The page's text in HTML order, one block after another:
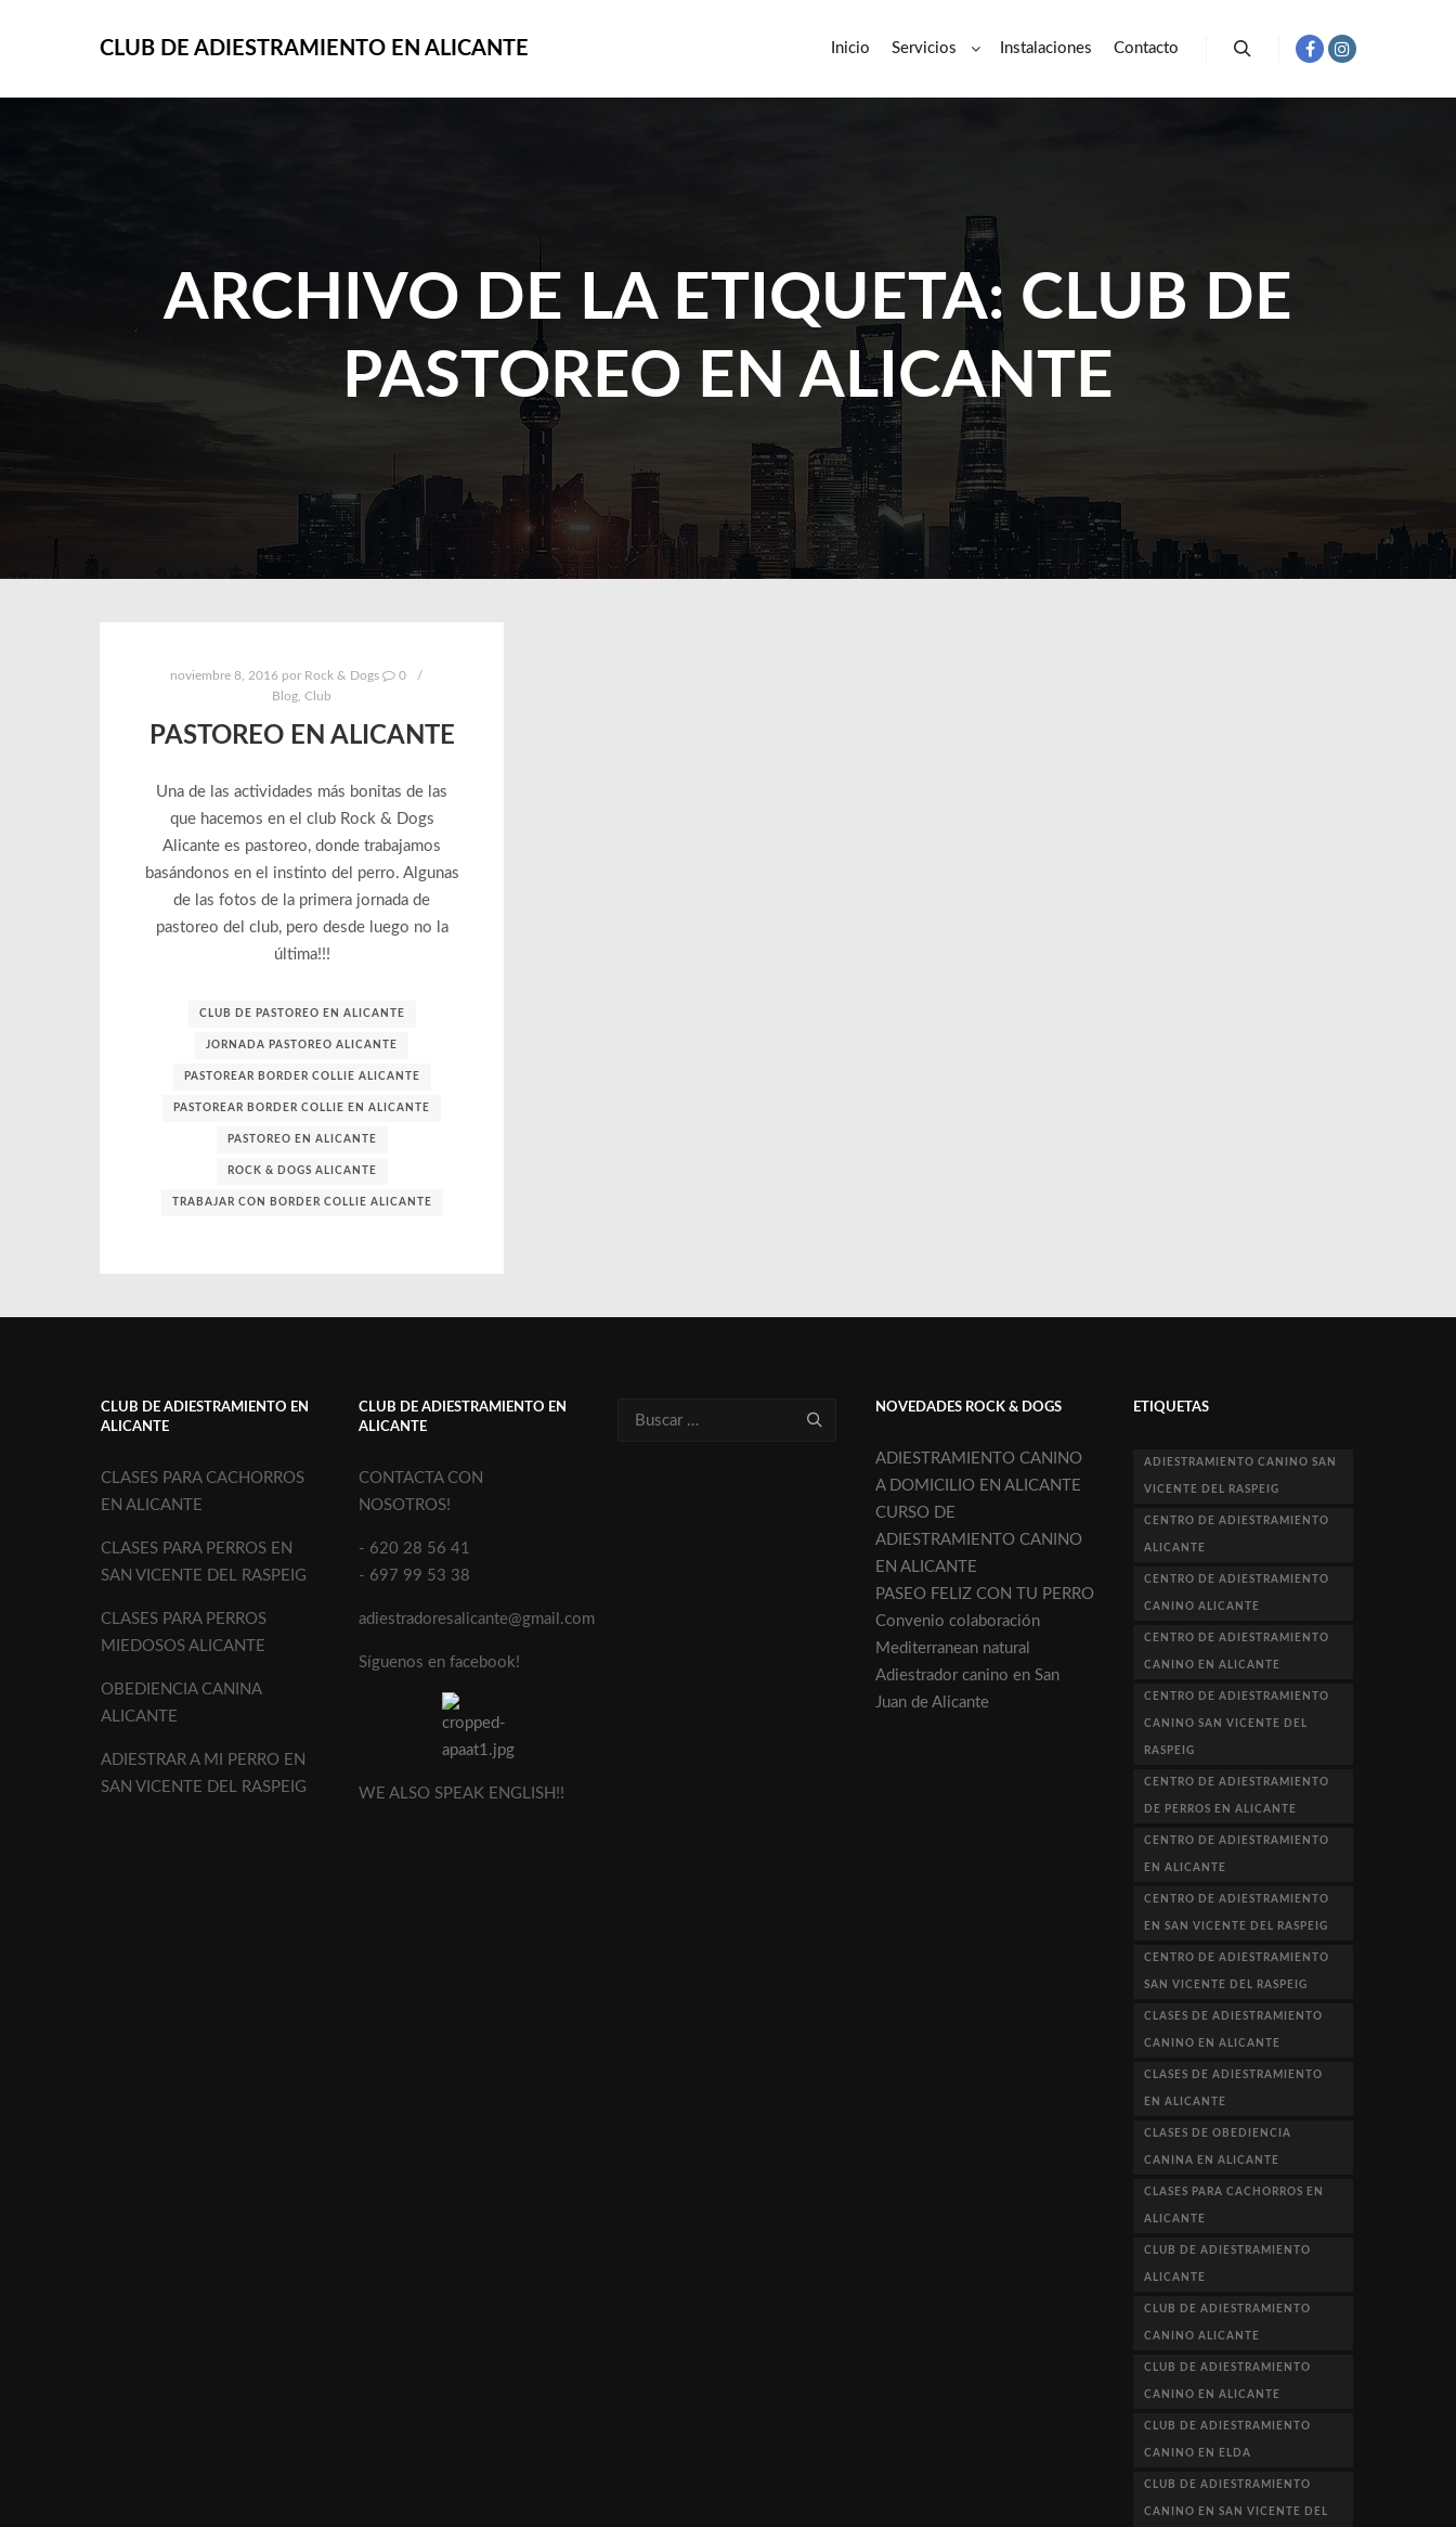
CLUB DE ADIESTRAMIENTO EN ALICANTE Inicio Servicios Instalaciones Contacto
ARCHIVO DE LA ETIQUETA: CLUB DE
PASTOREO EN ALICANTE
noviembre 8, 2016 por Rock & Dogs
0
Blog ,Club
PASTOREO EN ALICANTE
Una de las actividades más bonitas de las
que hacemos en el club Rock & Dogs
Alicante es pastoreo, donde trabajamos
basándonos en el instinto del perro. Algunas
de las fotos de la primera jornada de
pastoreo del club, pero desde luego no la
última!!!
CLUB DE PASTOREO EN ALICANTE
JORNADA PASTOREO ALICANTE
PASTOREAR BORDER COLLIE ALICANTE
PASTOREAR BORDER COLLIE EN ALICANTE
PASTOREO EN ALICANTE
ROCK & DOGS ALICANTE
TRABAJAR CON BORDER COLLIE ALICANTE
CLUB DE ADIESTRAMIENTO EN
ALICANTE
CLASES PARA CACHORROS
EN ALICANTE
CLASES PARA PERROS EN
SAN VICENTE DEL RASPEIG
CLASES PARA PERROS
MIEDOSOS ALICANTE
OBEDIENCIA CANINA
ALICANTE
ADIESTRAR A MI PERRO EN
SAN VICENTE DEL RASPEIG
CLUB DE ADIESTRAMIENTO EN
ALICANTE
CONTACTA CON
NOSOTROS!
- 620 28 56 41
- 697 99 53 38
adiestradoresalicante@gmail.com
Síguenos en facebook!
WE ALSO SPEAK ENGLISH!!
NOVEDADES ROCK & DOGS
ADIESTRAMIENTO CANINO
A DOMICILIO EN ALICANTE
CURSO DE
ADIESTRAMIENTO CANINO
EN ALICANTE
PASEO FELIZ CON TU PERRO
Convenio colaboración
Mediterranean natural
Adiestrador canino en San
Juan de Alicante
ETIQUETAS
ADIESTRAMIENTO CANINO SAN
VICENTE DEL RASPEIG
CENTRO DE ADIESTRAMIENTO
ALICANTE
CENTRO DE ADIESTRAMIENTO
CANINO ALICANTE
CENTRO DE ADIESTRAMIENTO
CANINO EN ALICANTE
CENTRO DE ADIESTRAMIENTO
CANINO SAN VICENTE DEL
RASPEIG
CENTRO DE ADIESTRAMIENTO
DE PERROS EN ALICANTE
CENTRO DE ADIESTRAMIENTO
EN ALICANTE
CENTRO DE ADIESTRAMIENTO
EN SAN VICENTE DEL RASPEIG
CENTRO DE ADIESTRAMIENTO
SAN VICENTE DEL RASPEIG
CLASES DE ADIESTRAMIENTO
CANINO EN ALICANTE
CLASES DE ADIESTRAMIENTO
EN ALICANTE
CLASES DE OBEDIENCIA
CANINA EN ALICANTE
CLASES PARA CACHORROS EN
ALICANTE
CLUB DE ADIESTRAMIENTO
ALICANTE
CLUB DE ADIESTRAMIENTO
CANINO ALICANTE
CLUB DE ADIESTRAMIENTO
CANINO EN ALICANTE
CLUB DE ADIESTRAMIENTO
CANINO EN ELDA
CLUB DE ADIESTRAMIENTO
CANINO EN SAN VICENTE DEL